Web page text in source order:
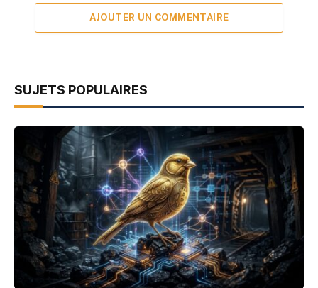
AJOUTER UN COMMENTAIRE
SUJETS POPULAIRES